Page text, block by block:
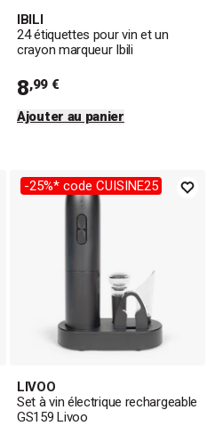
IBILI
24 étiquettes pour vin et un
crayon marqueur Ibili
8,99 €
Ajouter au panier
-25%* code CUISINE25
LIVOO
Set à vin électrique rechargeable
GS159 Livoo